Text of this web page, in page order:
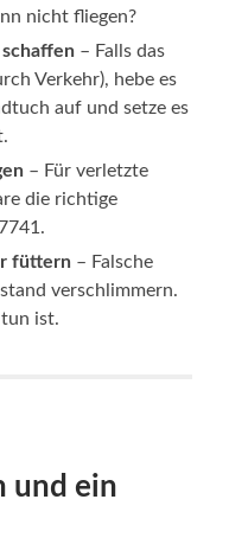
nicht fliegen?
– Falls das
Verkehr), hebe es
auf und setze es
– Für verletzte
die richtige
füttern – Falsche
verschlimmern.
tun ist.
und ein